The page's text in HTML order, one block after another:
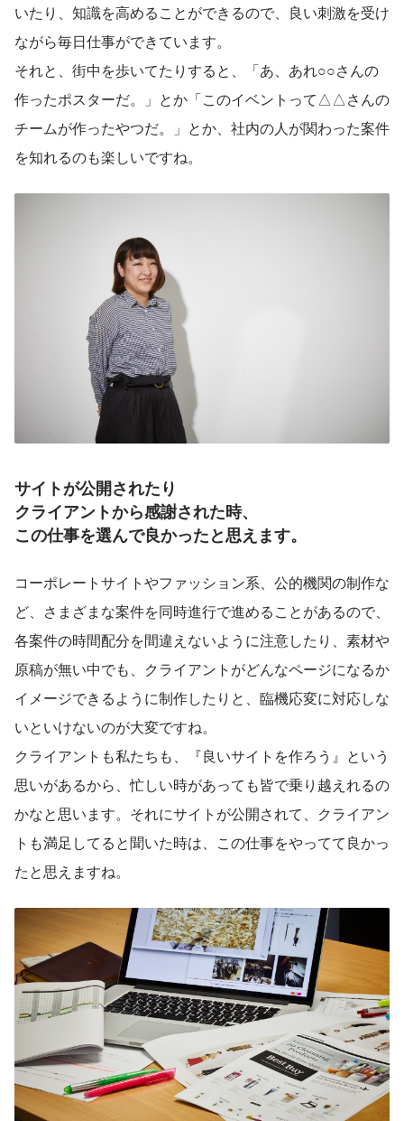
いたり、知識を高めることができるので、良い刺激を受け
ながら毎日仕事ができています。
それと、街中を歩いてたりすると、「あ、あれ○○さんの
作ったポスターだ。」とか「このイベントって△△さんの
チームが作ったやつだ。」とか、社内の人が関わった案件
を知れるのも楽しいですね。
サイトが公開されたり
クライアントから感謝された時、
この仕事を選んで良かったと思えます。
コーポレートサイトやファッション系、公的機関の制作な
ど、さまざまな案件を同時進行で進めることがあるので、
各案件の時間配分を間違えないように注意したり、素材や
原稿が無い中でも、クライアントがどんなページになるか
イメージできるように制作したりと、臨機応変に対応しな
いといけないのが大変ですね。
クライアントも私たちも、『良いサイトを作ろう』という
思いがあるから、忙しい時があっても皆で乗り越えれるの
かなと思います。それにサイトが公開されて、クライアン
トも満足してると聞いた時は、この仕事をやってて良かっ
たと思えますね。